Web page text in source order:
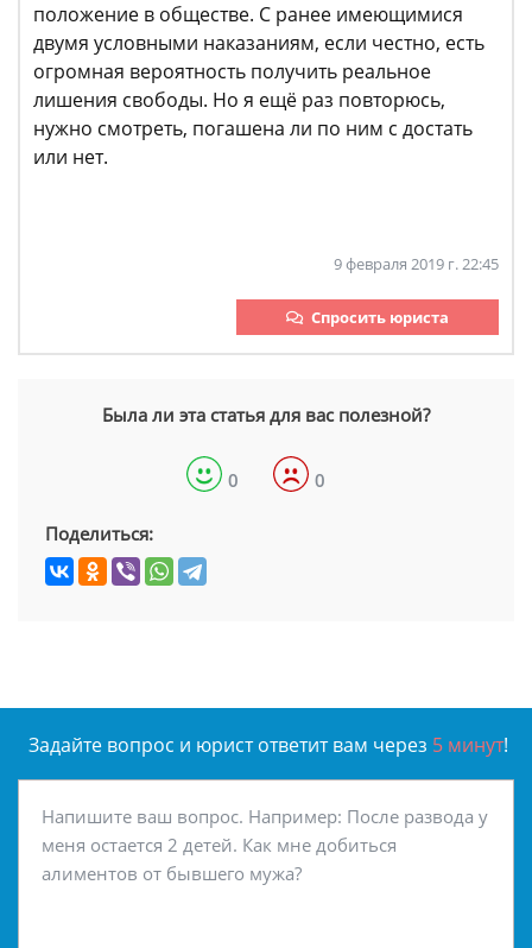
положение в обществе. С ранее имеющимися
двумя условными наказаниям, если честно, есть
огромная вероятность получить реальное
лишения свободы. Но я ещё раз повторюсь,
нужно смотреть, погашена ли по ним с достать
или нет.
9 февраля 2019 г. 22:45
Спросить юриста
Была ли эта статья для вас полезной?
0 0
Поделиться:
Задайте вопрос и юрист ответит вам через 5 минут!